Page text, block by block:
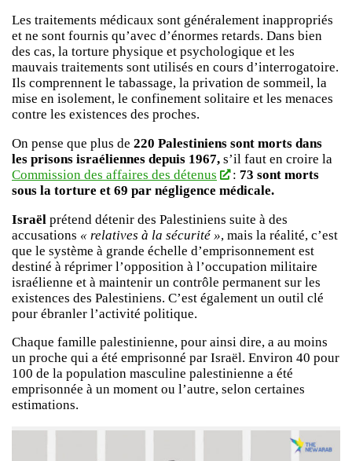
Les traitements médicaux sont généralement inappropriés
et ne sont fournis qu’avec d’énormes retards. Dans bien
des cas, la torture physique et psychologique et les
mauvais traitements sont utilisés en cours d’interrogatoire.
Ils comprennent le tabassage, la privation de sommeil, la
mise en isolement, le confinement solitaire et les menaces
contre les existences des proches.
On pense que plus de 220 Palestiniens sont morts dans
les prisons israéliennes depuis 1967, s’il faut en croire la
Commission des affaires des détenus
: 73 sont morts
sous la torture et 69 par négligence médicale.
Israël prétend détenir des Palestiniens suite à des
accusations « relatives à la sécurité », mais la réalité, c’est
que le système à grande échelle d’emprisonnement est
destiné à réprimer l’opposition à l’occupation militaire
israélienne et à maintenir un contrôle permanent sur les
existences des Palestiniens. C’est également un outil clé
pour ébranler l’activité politique.
Chaque famille palestinienne, pour ainsi dire, a au moins
un proche qui a été emprisonné par Israël. Environ 40 pour
100 de la population masculine palestinienne a été
emprisonnée à un moment ou l’autre, selon certaines
estimations.